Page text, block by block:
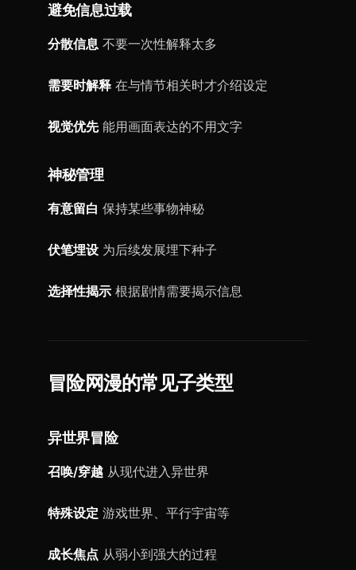
避免信息过载
分散信息 不要一次性解释太多
需要时解释 在与情节相关时才介绍设定
视觉优先能用画面表达的不用文字
神秘管理
有意留白 保持某些事物神秘
伏笔埋设 为后续发展埋下种子
选择性揭示 根据剧情需要揭示信息
冒险网漫的常见子类型
异世界冒险
召唤/穿越 从现代进入异世界
特殊设定 游戏世界、平行宇宙等
成长焦点 从弱小到强大的过程